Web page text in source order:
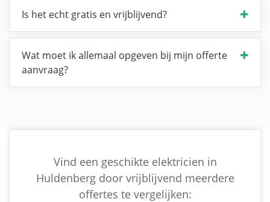
Is het echt gratis en vrijblijvend?
Wat moet ik allemaal opgeven bij mijn offerte
aanvraag?
Vind een geschikte elektricien in
Huldenberg door vrijblijvend meerdere
offertes te vergelijken: